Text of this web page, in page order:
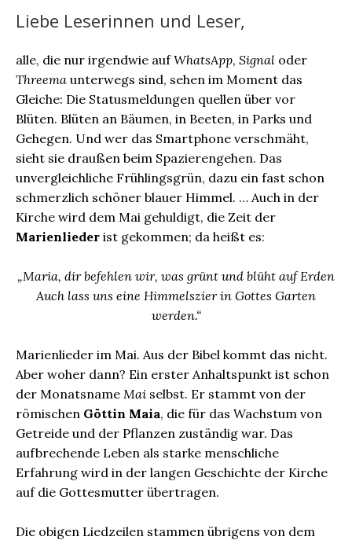
Liebe Leserinnen und Leser,
alle, die nur irgendwie aufWhatsApp, Signal oder
Threema unterwegs sind, sehen im Moment das
Gleiche: Die Statusmeldungen quellen über vor
Blüten. Blüten an Bäumen, in Beeten, in Parks und
Gehegen. Und wer das Smartphone verschmäht,
sieht sie draußen beim Spazierengehen. Das
unvergleichliche Frühlingsgrün, dazu ein fast schon
schmerzlich schöner blauer Himmel. … Auch in der
Kirche wird dem Mai gehuldigt, die Zeit der
Marienlieder ist gekommen; da heißt es:
„Maria, dir befehlen wir, was grünt und blüht auf Erden
Auch lass uns eine Himmelszier in Gottes Garten
werden.“
Marienlieder im Mai. Aus der Bibel kommt das nicht.
Aber woher dann? Ein erster Anhaltspunkt ist schon
der Monatsname Mai selbst. Er stammt von der
römischen Göttin Maia, die für das Wachstum von
Getreide und der Pflanzen zuständig war. Das
aufbrechende Leben als starke menschliche
Erfahrung wird in der langen Geschichte der Kirche
auf die Gottesmutter übertragen.
Die obigen Liedzeilen stammen übrigens von dem